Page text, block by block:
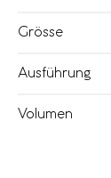
Grösse
Ausführung
Volumen